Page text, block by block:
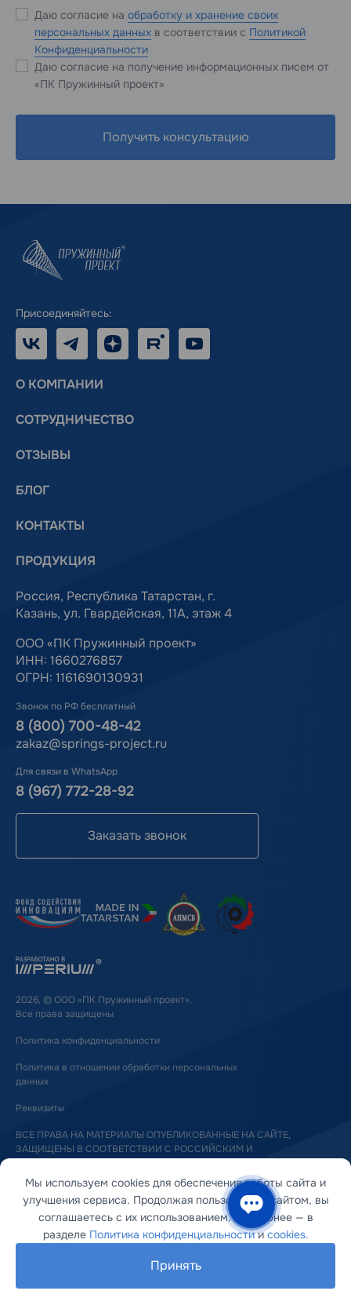
Даю согласие на обработку и хранение своих
персональных данных в соответствии с Политикой
Конфиденциальности
Даю согласие на получение информационных писем от
«ПК Пружинный проект»
Получить консультацию
Присоединяйтесь:
Telegram Дзен RUTUBE
О КОМПАНИИ
СОТРУДНИЧЕСТВО
ОТЗЫВЫ
БЛОГ
КОНТАКТЫ
ПРОДУКЦИЯ
Россия, Республика Татарстан, г.
Казань, ул. Гвардейская, 11А, этаж 4
ООО «ПК Пружинный проект»
ИНН: 1660276857
ОГРН: 1161690130931
Звонок по РФ бесплатный
8 (800) 700-48-42
zakaz@springs-project.ru
Для связи в WhatsApp
8 (967) 772-28-92
Заказать звонок
2026, © ООО «ПК Пружинный проект».
Все права защищены
Политика конфиденциальности
Политика в отношении обработки персональных
данных
Реквизиты
ВСЕ ПРАВА НА МАТЕРИАЛЫ ОПУБЛИКОВАННЫЕ НА САЙТЕ,
ЗАЩИЩЕНЫ В СООТВЕТСТВИИ С РОССИЙСКИМ И
И СМЕЖНЫХ ПРАВАХ
Мы используем cookies для обеспечения работы сайта и
улучшения сервиса. Продолжая пользоваться сайтом, вы
соглашаетесь с их использованием. Подробнее — в
разделе Политика конфиденциальностииcookies.
Принять